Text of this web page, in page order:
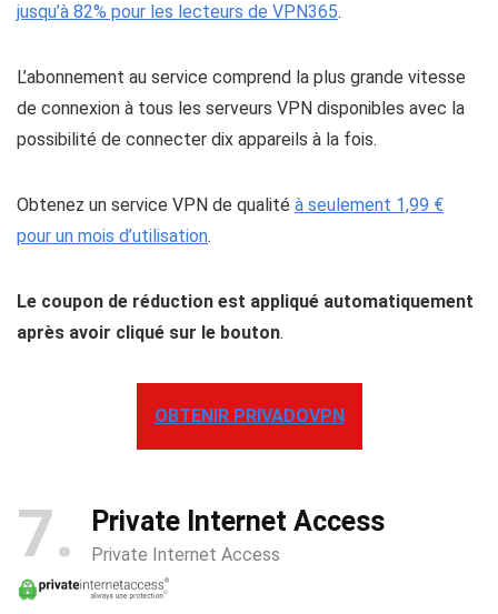
jusqu’à 82% pour les lecteurs de VPN365.
L’abonnement au service comprend la plus grande vitesse
de connexion à tous les serveurs VPN disponibles avec la
possibilité de connecter dix appareils à la fois.
Obtenez un service VPN de qualité à seulement 1,99 €
pour un mois d’utilisation.
Le coupon de réduction est appliqué automatiquement
après avoir cliqué sur le bouton.
OBTENIR PRIVADOVPN
7 Private Internet Access
Private Internet Access